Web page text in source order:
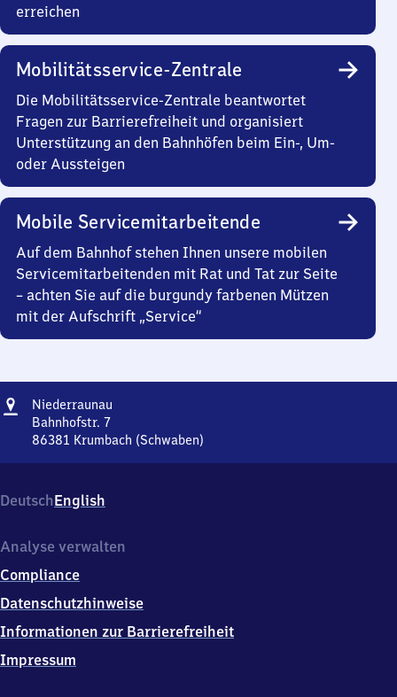
erreichen
Mobilitätsservice-Zentrale
Die Mobilitätsservice-Zentrale beantwortet
Fragen zur Barrierefreiheit und organisiert
Unterstützung an den Bahnhöfen beim Ein-, Um-
oder Aussteigen
Mobile Servicemitarbeitende
Auf dem Bahnhof stehen Ihnen unsere mobilen
Servicemitarbeitenden mit Rat und Tat zur Seite
– achten Sie auf die burgundy farbenen Mützen
mit der Aufschrift „Service“
Adresse
Niederraunau
Bahnhofstr. 7
86381 Krumbach (Schwaben)
7,
8
3
1
Krumbach
DeutschEnglish
Analyse verwalten
Compliance
Datenschutzhinweise
Informationen zur Barrierefreiheit
Impressum